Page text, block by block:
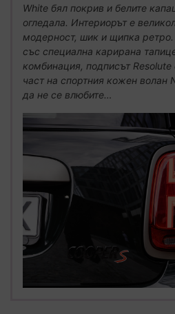
White бял покрив и белите
огледала. Интериорът е
модерност, шик и щипка ретро.
със специална карирана
комбинация, подписът
част на спортния кожен
да не се влюбите…